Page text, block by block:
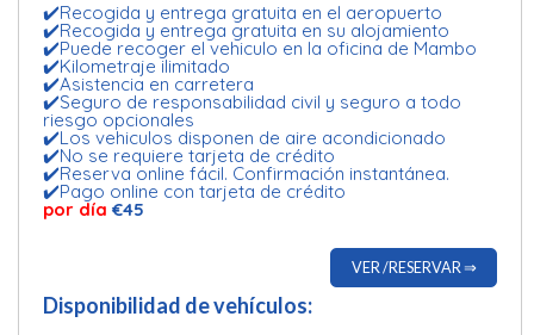
✔️Recogida y entrega gratuita en el aeropuerto
✔️Recogida y entrega gratuita en su alojamiento
✔️Puede recoger el vehiculo en la oficina de Mambo
✔️Kilometraje ilimitado
✔️Asistencia en carretera
✔️Seguro de responsabilidad civil y seguro a todo
riesgo opcionales
✔️Los vehiculos disponen de aire acondicionado
✔️No se requiere tarjeta de crédito
✔️Reserva online fácil. Confirmación instantánea.
✔️Pago online con tarjeta de crédito
por día€45
VER /RESERVAR ⇒
Disponibilidad de vehículos: